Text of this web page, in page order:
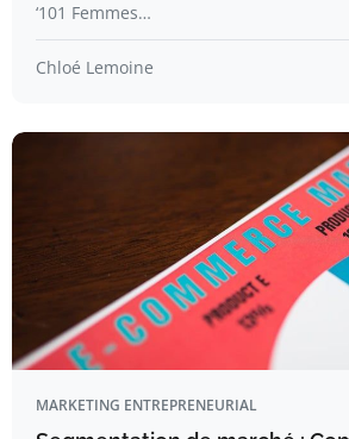
‘101 Femmes…
Chloé Lemoine
MARKETING ENTREPRENEURIAL